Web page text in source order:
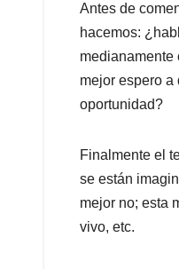
Antes de
hacemos:
medianamente
mejor espero
oportunidad?
Finalmente el
se están
mejor no; esta
vivo, etc.